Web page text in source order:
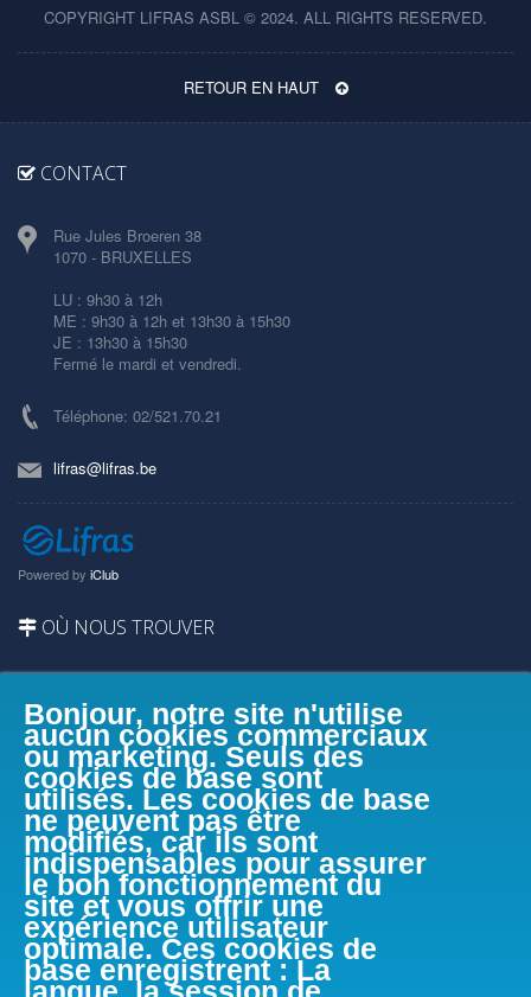
Bonjour, notre site n'utilise
aucun cookies commerciaux
ou marketing. Seuls des
cookies de base sont
utilisés. Les cookies de base
ne peuvent pas être
modifiés, car ils sont
indispensables pour assurer
le bon fonctionnement du
site et vous offrir une
expérience utilisateur
optimale. Ces cookies de
base enregistrent : La
COPYRIGHT LIFRAS ASBL © 2024. ALL RIGHTS RESERVED.
RETOUR EN HAUT
CONTACT
Rue Jules Broeren 38
1070 - BRUXELLES
LU : 9h30 à 12h
ME : 9h30 à 12h et 13h30 à 15h30
JE : 13h30 à 15h30
Fermé le mardi et vendredi.
Téléphone: 02/521.70.21
lifras@lifras.be
Powered by iClub
OÙ NOUS TROUVER